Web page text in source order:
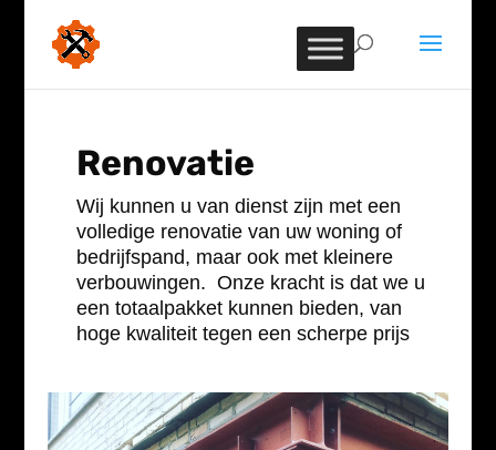
Renovatie
Wij kunnen u van dienst zijn met een
volledige renovatie van uw woning of
bedrijfspand, maar ook met kleinere
verbouwingen. Onze kracht is dat we u
een totaalpakket kunnen bieden, van
hoge kwaliteit tegen een scherpe prijs